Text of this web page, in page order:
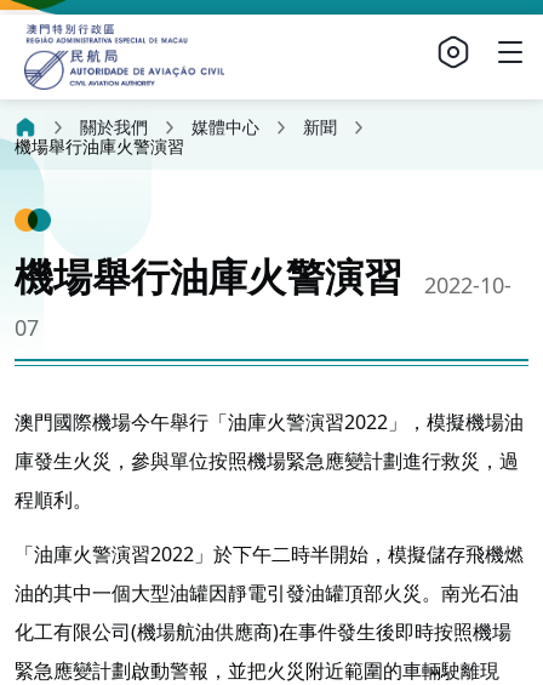
關於我們 媒體中心
新聞
機場舉行油庫火警演習
機場舉行油庫火警演習
2022-10-
07
澳門國際機場今午舉行「油庫火警演習2022」，模擬機場油
庫發生火災，參與單位按照機場緊急應變計劃進行救災，過
程順利。
「油庫火警演習2022」於下午二時半開始，模擬儲存飛機燃
油的其中一個大型油罐因靜電引發油罐頂部火災。南光石油
化工有限公司(機場航油供應商)在事件發生後即時按照機場
緊急應變計劃啟動警報，並把火災附近範圍的車輛駛離現